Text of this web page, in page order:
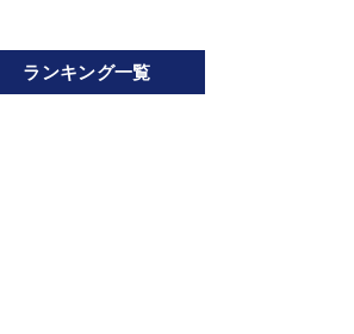
ランキング一覧